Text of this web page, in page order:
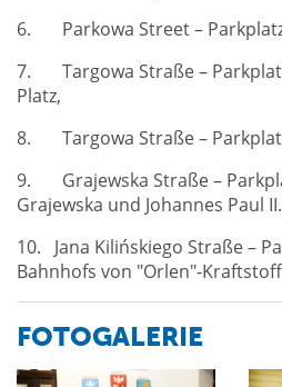
6. Parkowa Street –
7. Targowa Straße – Parkplatz
Platz,
8. Targowa Straße –
9. Grajewska Straße –
Grajewska und Johannes Paul
10. Jana Kilińskiego Straße –
Bahnhofs von "Orlen"-
FOTOGALERIE